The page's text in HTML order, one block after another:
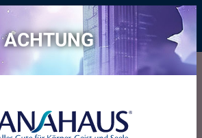
mit dem Vorteils-Codeeintauchen , gültig bis
11.08.2026
ACHTUNG